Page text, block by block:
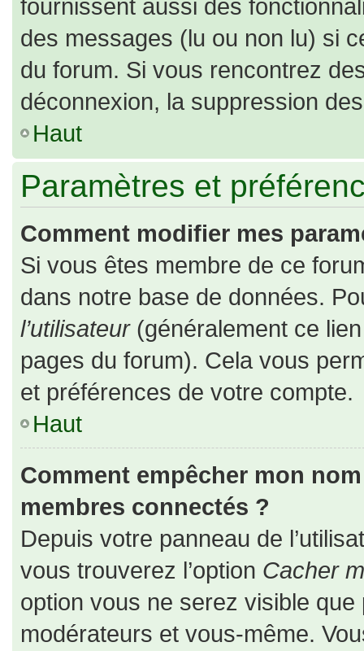
fournissent aussi des
des messages (lu ou non lu) si
du forum. Si vous rencontrez
déconnexion, la suppression
Haut
Paramètres et
Comment modifier mes
Si vous êtes membre de ce
dans notre base de données.
l’utilisateur(généralement ce
pages du forum). Cela vous
et préférences de votre compte.
Haut
Comment empêcher mon
membres connectés ?
Depuis votre panneau de
vous trouverez l’option Cacher
option vous ne serez visible
modérateurs et vous-même.